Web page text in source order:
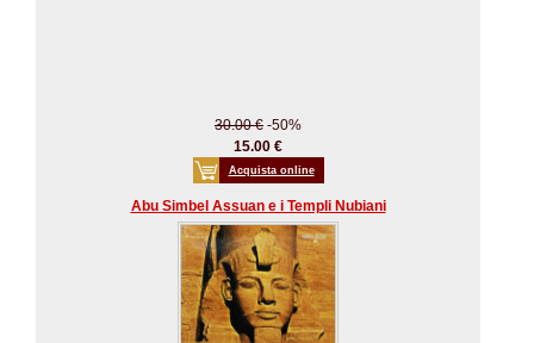
30.00 € -50%
15.00 €
Acquista online
Abu Simbel Assuan e i Templi Nubiani